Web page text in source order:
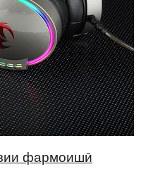
фармоишӣ